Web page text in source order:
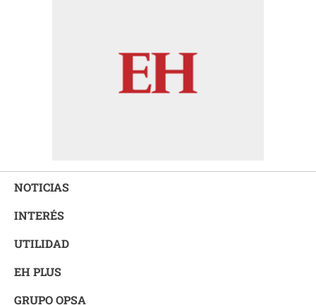
NOTICIAS
INTERÉS
UTILIDAD
EH PLUS
GRUPO OPSA